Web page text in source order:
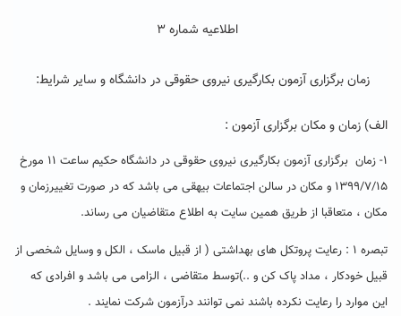
اطلاعیه شماره ۳
زمان برگزاری آزمون بکارگیری نیروی حقوقی در دانشگاه و سایر شرایط:
الف) زمان و مکان برگزاری آزمون :
۱- زمان برگزاری آزمون بکارگیری نیروی حقوقی در دانشگاه حکیم ساعت ۱۱ مورخ
۱۳۹۹/۷/۱۵ و مکان در سالن اجتماعات بیهقی می باشد که در صورت تغییرزمان و
مکان ، متعاقبا از طریق همین سایت به اطلاع متقاضیان می رساند.
تبصره ۱ : رعایت پروتکل های بهداشتی ( از قبیل ماسک ، الکل و وسایل شخصی از
قبیل خودکار ، مداد پاک کن و ..)توسط متقاضی ، الزامی می باشد و افرادی که
این موارد را رعایت نکرده باشند نمی توانند درآزمون شرکت نمایند .